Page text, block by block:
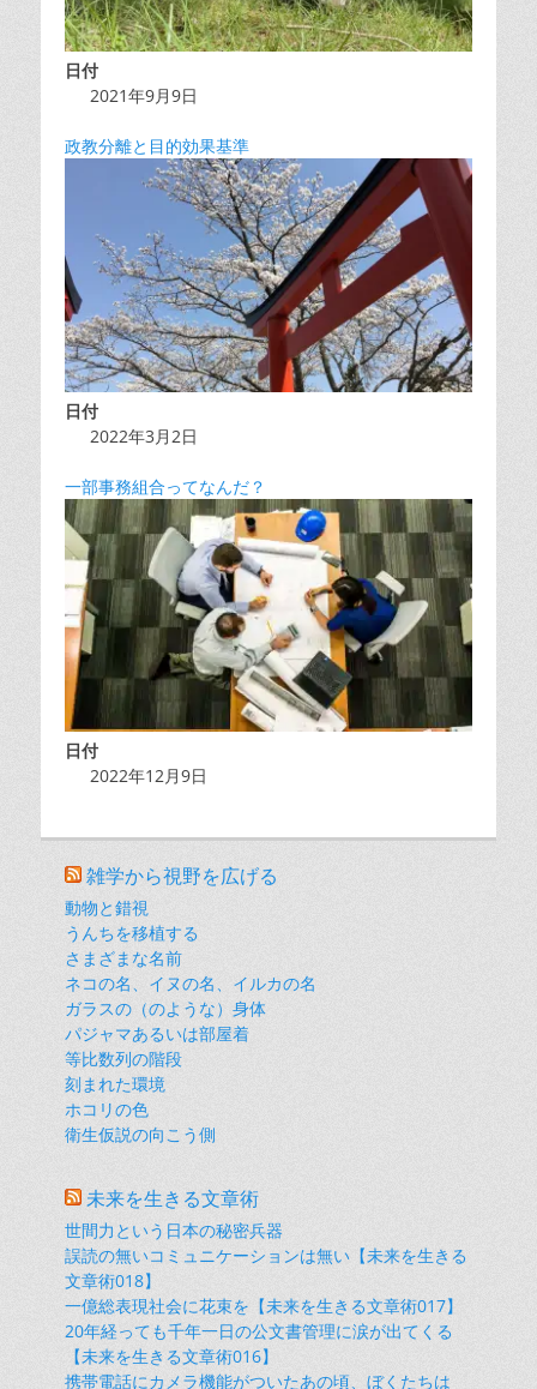
日付
2021年9月9日
政教分離と目的効果基準
日付
2022年3月2日
一部事務組合ってなんだ？
日付
2022年12月9日
雑学から視野を広げる
動物と錯視
うんちを移植する
さまざまな名前
ネコの名、イヌの名、イルカの名
ガラスの（のような）身体
パジャマあるいは部屋着
等比数列の階段
刻まれた環境
ホコリの色
衛生仮説の向こう側
未来を生きる文章術
世間力という日本の秘密兵器
誤読の無いコミュニケーションは無い【未来を生きる
文章術018】
一億総表現社会に花束を【未来を生きる文章術017】
20年経っても千年一日の公文書管理に涙が出てくる
【未来を生きる文章術016】
携帯電話にカメラ機能がついたあの頃、ぼくたちは